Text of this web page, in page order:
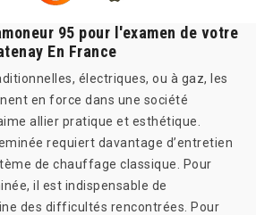
95 pour l'examen de votre
En France
électriques, ou à gaz, les
en force dans une société
allier pratique et esthétique.
requiert davantage d’entretien
de chauffage classique. Pour
il est indispensable de
des difficultés rencontrées. Pour